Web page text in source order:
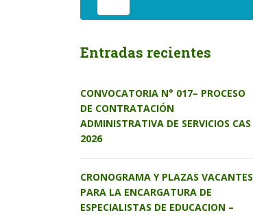
Entradas recientes
CONVOCATORIA N° 017– PROCESO
DE CONTRATACIÓN
ADMINISTRATIVA DE SERVICIOS CAS
2026
CRONOGRAMA Y PLAZAS VACANTES
PARA LA ENCARGATURA DE
ESPECIALISTAS DE EDUCACION –